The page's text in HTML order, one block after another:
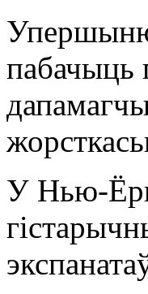
пабачыць
У Нью-